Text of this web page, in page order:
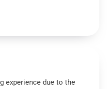
experience due to the